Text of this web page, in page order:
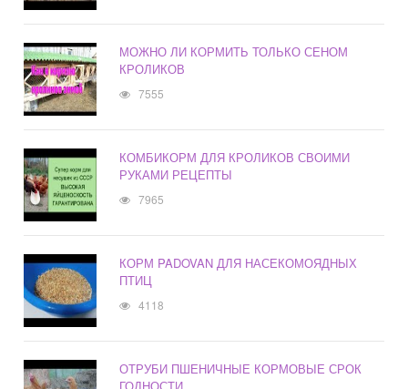
МОЖНО ЛИ КОРМИТЬ ТОЛЬКО СЕНОМ
КРОЛИКОВ
7555
КОМБИКОРМ ДЛЯ КРОЛИКОВ СВОИМИ
РУКАМИ РЕЦЕПТЫ
7965
КОРМ PADOVAN ДЛЯ НАСЕКОМОЯДНЫХ
ПТИЦ
4118
ОТРУБИ ПШЕНИЧНЫЕ КОРМОВЫЕ СРОК